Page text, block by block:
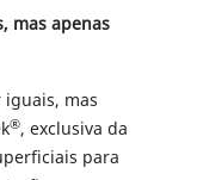
mas apenas
mas
®, exclusiva da
para